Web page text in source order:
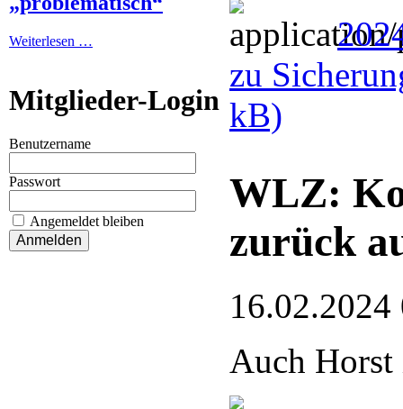
Weiterlesen …
Mitglieder-Login
Benutzername
Passwort
Angemeldet bleiben
zu
kB)
WLZ:
zurück
16.02.2024
Auch Horst